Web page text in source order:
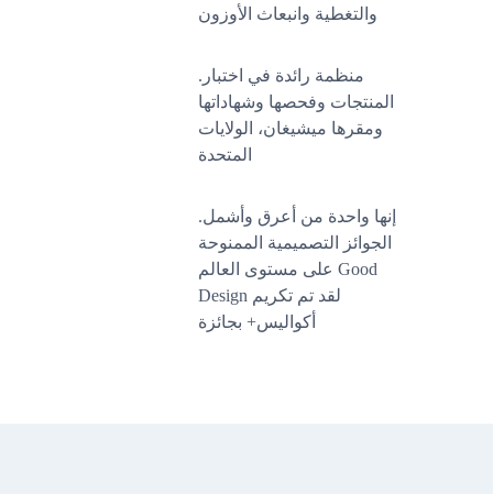
والتغطية وانبعاث الأوزون
.منظمة رائدة في اختبار
المنتجات وفحصها وشهاداتها
ومقرها ميشيغان، الولايات
المتحدة
.إنها واحدة من أعرق وأشمل
الجوائز التصميمية الممنوحة
على مستوى العالم Good
Design لقد تم تكريم
أكواليس+ بجائزة